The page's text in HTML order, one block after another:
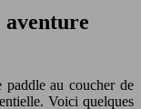
aventure
paddle au coucher de
Voici quelques